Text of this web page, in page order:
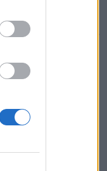
chodníkom
stočil na sever,
vratca.
ktorom v sklone
mačky. Kto nemal